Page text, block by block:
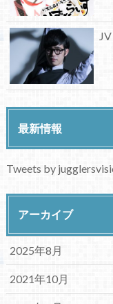
最新情報
Tweets by
アーカイブ
2025年8月
2021年10月